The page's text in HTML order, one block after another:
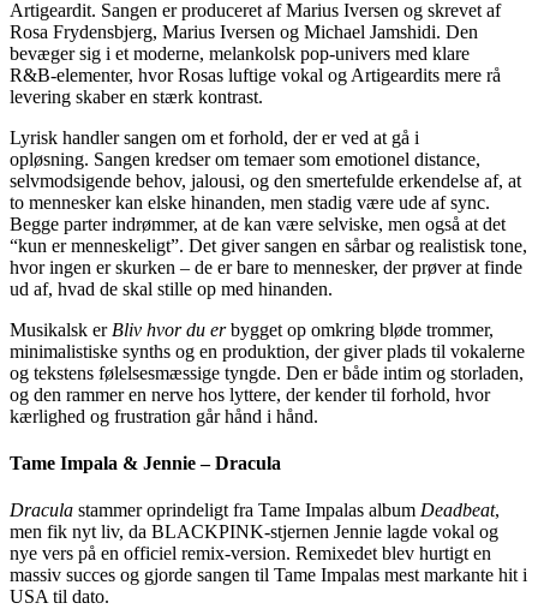
Artigeardit. Sangen er produceret af Marius Iversen og skrevet af
Rosa Frydensbjerg, Marius Iversen og Michael Jamshidi. Den
bevæger sig i et moderne, melankolsk pop‑univers med klare
R&B‑elementer, hvor Rosas luftige vokal og Artigeardits mere rå
levering skaber en stærk kontrast.
Lyrisk handler sangen om et forhold, der er ved at gå i
opløsning. Sangen kredser om temaer som emotionel distance,
selvmodsigende behov, jalousi, og den smertefulde erkendelse af, at
to mennesker kan elske hinanden, men stadig være ude af sync.
Begge parter indrømmer, at de kan være selviske, men også at det
“kun er menneskeligt”. Det giver sangen en sårbar og realistisk tone,
hvor ingen er skurken – de er bare to mennesker, der prøver at finde
ud af, hvad de skal stille op med hinanden.
Musikalsk er Bliv hvor du erbygget op omkring bløde trommer,
minimalistiske synths og en produktion, der giver plads til vokalerne
og tekstens følelsesmæssige tyngde. Den er både intim og storladen,
og den rammer en nerve hos lyttere, der kender til forhold, hvor
kærlighed og frustration går hånd i hånd.
Tame Impala & Jennie – Dracula
Dracula stammer oprindeligt fra Tame Impalas album Deadbeat,
men fik nyt liv, da BLACKPINK‑stjernen Jennie lagde vokal og
nye vers på en officiel remix‑version. Remixedet blev hurtigt en
massiv succes og gjorde sangen til Tame Impalas mest markante hit i
USA til dato.